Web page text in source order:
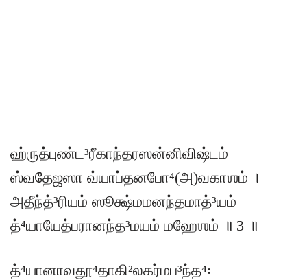
ஹ்ருத்புண்ட³ரீகாந்தரஸன்னிவிஷ்டம்
ஸ்வதேஜஸா வ்யாப்தனபோ⁴(அ)வகாஶம் ।
அதீந்த்³ரியம் ஸூக்ஷ்மமனந்தமாத்³யம்
த்⁴யாயேத்பரானந்த³மயம் மஹேஶம் ॥ 3 ॥
த்⁴யானாவதூ⁴தாகி²லகர்மப³ந்த⁴꞉